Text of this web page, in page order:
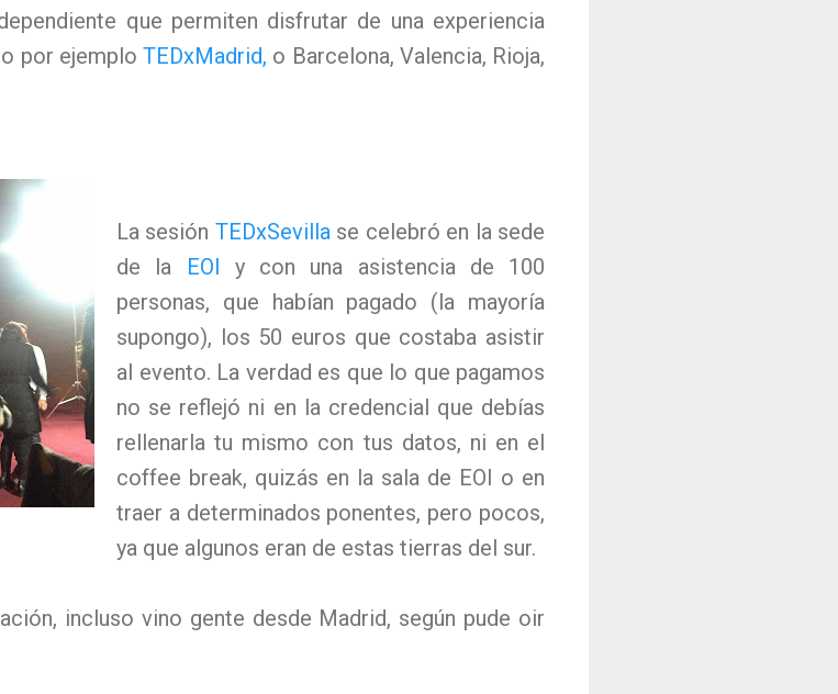
que permiten disfrutar de una experiencia
por ejemplo TEDxMadrid, o Barcelona, Valencia, Rioja,
La sesión TEDxSevillase celebró en la sede
de la
EOI y con una asistencia de 100
personas, que habían pagado (la mayoría
supongo), los 50 euros que costaba asistir
al evento. La verdad es que lo que pagamos
no se reflejó ni en la credencial que debías
rellenarla tu mismo con tus datos, ni en el
coffee break, quizás en la sala de EOI o en
traer a determinados ponentes, pero pocos,
ya que algunos eran de estas tierras del sur.
incluso vino gente desde Madrid, según pude oir